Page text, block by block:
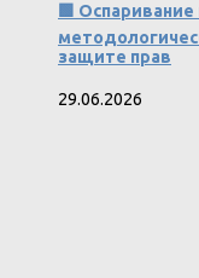
🟩
защите прав
29.06.2026